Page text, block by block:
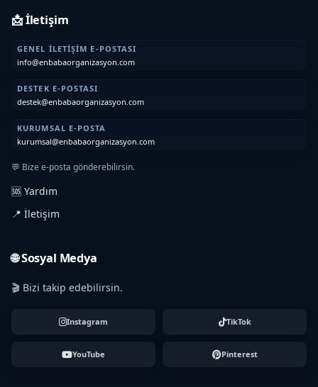
📩 İletişim
GENEL İLETIŞIM E-POSTASI
info@enbabaorganizasyon.com
DESTEK E-POSTASI
destek@enbabaorganizasyon.com
KURUMSAL E-POSTA
kurumsal@enbabaorganizasyon.com
💬 Bize e-posta gönderebilirsin.
🆘 Yardım
📍 İletişim
🌐 Sosyal Medya
🎬 Bizi takip edebilirsin.
Instagram TikTok
YouTube Pinterest